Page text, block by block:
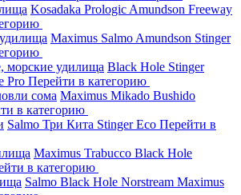
Kosadaka Prologic Amundson Freeway
Maximus Salmo Amundson Stinger
морские удилища Black Hole Stinger
Pro Перейти в категорию
сома Maximus Mikado Bushido
в категорию
Salmo Три Кита StingerEco Перейти в
Maximus Trabucco Black Hole
в категорию
Salmo Black Hole Norstream Maximus